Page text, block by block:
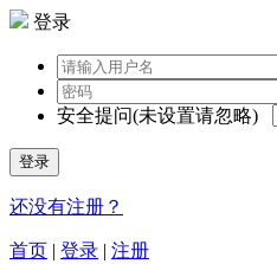
登录
安全提问(未设置请忽略)
登录
还没有注册？
首页 | 登录 | 注册